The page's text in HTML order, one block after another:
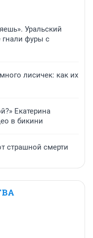
Уральский
гнали фуры с
лисичек: как их
Екатерина
в бикини
страшной смерти